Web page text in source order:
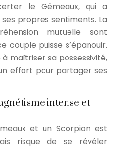
le Gémeaux, qui a
propres sentiments. La
mutuelle sont
couple puisse s’épanouir.
maîtriser sa possessivité,
effort pour partager ses
intense et
et un Scorpion est
risque de se révéler